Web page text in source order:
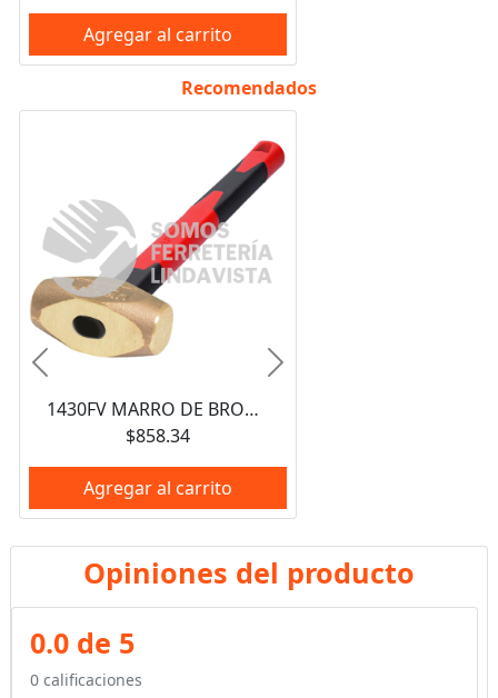
Agregar al carrito
Recomendados
1430FV MARRO DE BRONCE ANTI-CHISPAS CON MANGO DE FIBRA DE VIDRIO DE 13", 1.6 LB URREA
$858.34
Agregar al carrito
Anterior Siguiente
Opiniones del producto
0.0 de 5
0 calificaciones